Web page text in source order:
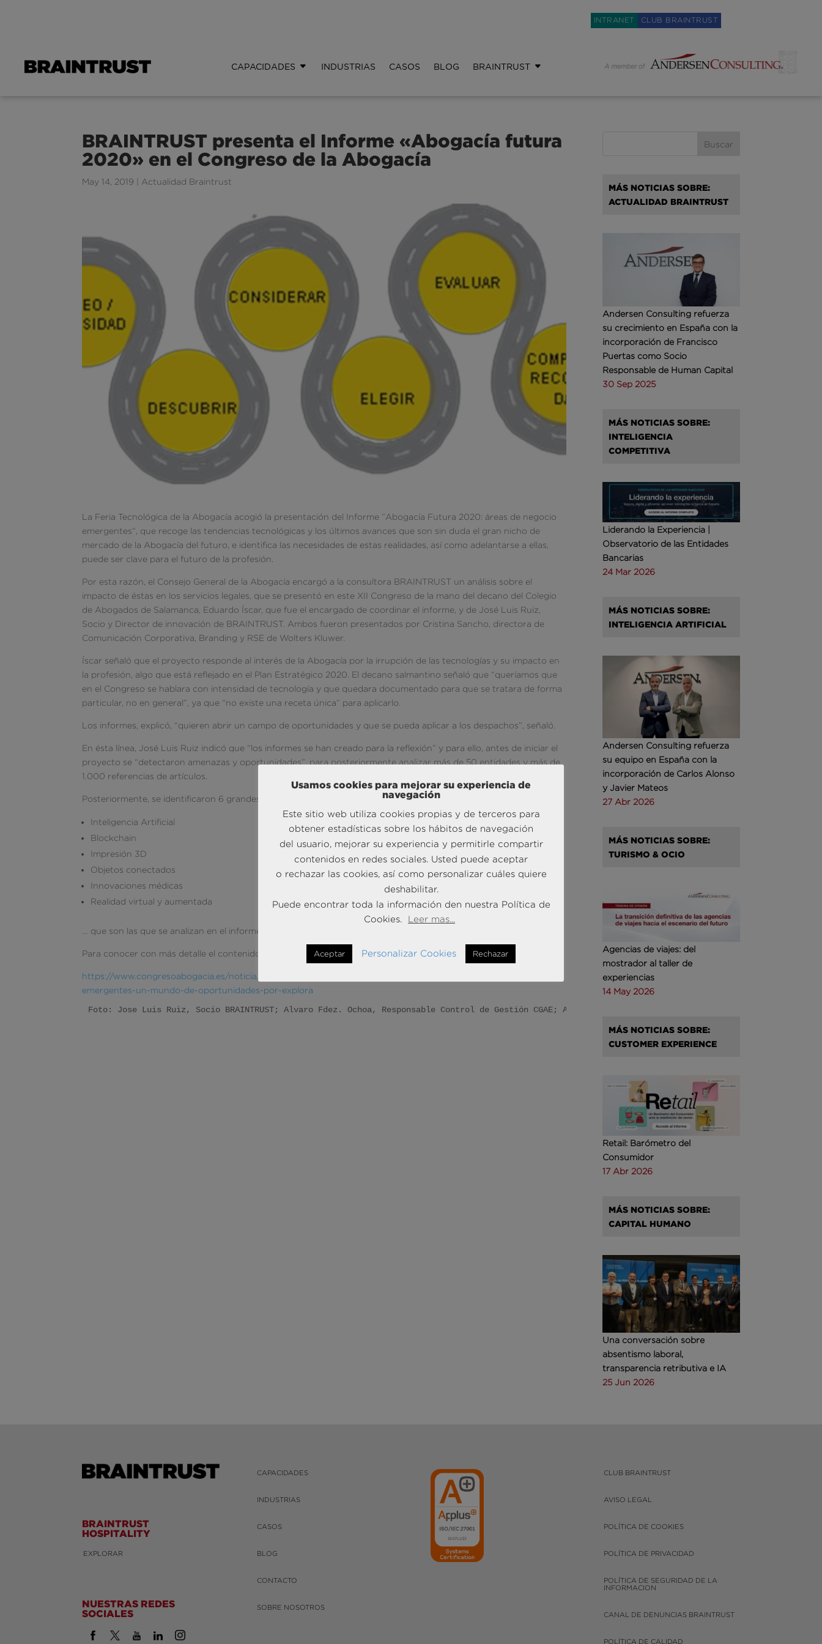
INTRANET CLUB BRAINTRUST
CAPACIDADES INDUSTRIAS CASOS BLOG BRAINTRUST
BRAINTRUST presenta el Informe «Abogacía futura
2020» en el Congreso de la Abogacía
May 14, 2019 Actualidad Braintrust
La Feria Tecnológica de la Abogacía acogió la presentación del Informe ”Abogacía Futura 2020: áreas de negocio
emergentes”, que recoge las tendencias tecnológicas y los últimos avances que son sin duda el gran nicho de
mercado de la Abogacía del futuro, e identifica las necesidades de estas realidades, así como adelantarse a ellas,
puede ser clave para el futuro de la profesión.
Por esta razón, el Consejo General de la Abogacía encargó a la consultora BRAINTRUST un análisis sobre el
impacto de éstas en los servicios legales, que se presentó en este XII Congreso de la mano del decano del Colegio
de Abogados de Salamanca, Eduardo Íscar, que fue el encargado de coordinar el informe, y de José Luis Ruiz,
Socio y Director de innovación de BRAINTRUST. Ambos fueron presentados por Cristina Sancho, directora de
Comunicación Corporativa, Branding y RSE de Wolters Kluwer.
Íscar señaló que el proyecto responde al interés de la Abogacía por la irrupción de las tecnologías y su impacto en
la profesión, algo que está reflejado en el Plan Estratégico 2020. El decano salmantino señaló que “queríamos que
en el Congreso se hablara con intensidad de tecnología y que quedara documentado para que se tratara de forma
particular, no en general”, ya que “no existe una receta única” para aplicarlo.
Los informes, explicó, “quieren abrir un campo de oportunidades y que se pueda aplicar a los despachos”, señaló.
En ésta línea, José Luis Ruiz indicó que “los informes se han creado para la reflexión” y para ello, antes de iniciar el
proyecto se “detectaron amenazas y oportunidades”, para posteriormente analizar más de 50 entidades y más de
1.000 referencias de artículos.
Posteriormente, se identificaron 6 grandes áreas de innovación:
Inteligencia Artificial
Blockchain
Impresión 3D
Objetos conectados
Innovaciones médicas
Realidad virtual y aumentada
… que son las que se analizan en el informe por sectores.
Para conocer con más detalle el contenido del informe:
https://www.congresoabogacia.es/noticia/presentacion-del-informe-abogacia-futura-2020-areas-de-negocio-
emergentes-un-mundo-de-oportunidades-por-explora
Foto: Jose Luis Ruiz, Socio BRAINTRUST; Alvaro Fdez. Ochoa, Responsable Control de Gestión CGAE; Amaya Arnaiz, Directora de Innovación CGAE; Eduardo
MÁS NOTICIAS SOBRE:
ACTUALIDAD BRAINTRUST
Andersen Consulting refuerza
su crecimiento en España con la
incorporación de Francisco
Puertas como Socio
Responsable de Human Capital
30 Sep 2025
MÁS NOTICIAS SOBRE:
INTELIGENCIA
COMPETITIVA
Liderando la Experiencia |
Observatorio de las Entidades
Bancarias
24 Mar 2026
MÁS NOTICIAS SOBRE:
INTELIGENCIA ARTIFICIAL
Andersen Consulting refuerza
su equipo en España con la
incorporación de Carlos Alonso
y Javier Mateos
27 Abr 2026
MÁS NOTICIAS SOBRE:
TURISMO & OCIO
Agencias de viajes: del
mostrador al taller de
experiencias
14 May 2026
MÁS NOTICIAS SOBRE:
CUSTOMER EXPERIENCE
Retail: Barómetro del
Consumidor
17 Abr 2026
MÁS NOTICIAS SOBRE:
CAPITAL HUMANO
Una conversación sobre
absentismo laboral,
transparencia retributiva e IA
25 Jun 2026
BRAINTRUST
HOSPITALITY
EXPLORAR
NUESTRAS REDES
SOCIALES
CAPACIDADES
INDUSTRIAS
CASOS
BLOG
CONTACTO
SOBRE NOSOTROS
CLUB BRAINTRUST
AVISO LEGAL
POLÍTICA DE COOKIES
POLÍTICA DE PRIVACIDAD
POLÍTICA DE SEGURIDAD DE LA
INFORMACION
CANAL DE DENUNCIAS BRAINTRUST
POLÍTICA DE CALIDAD
Usamos cookies para mejorar su experiencia de
navegación
Este sitio web utiliza cookies propias y de terceros para
obtener estadísticas sobre los hábitos de navegación
del usuario, mejorar su experiencia y permitirle compartir
contenidos en redes sociales. Usted puede aceptar
o rechazar las cookies, así como personalizar cuáles quiere
deshabilitar.
Puede encontrar toda la información den nuestra Política de
Cookies.
Leer mas...
Aceptar Personalizar Cookies Rechazar